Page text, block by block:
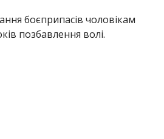
боєприпасів чоловікам
позбавлення волі.